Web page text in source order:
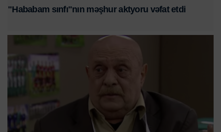
"Hababam sınfı"nın məşhur aktyoru vəfat etdi